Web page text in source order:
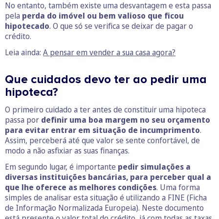
No entanto, também existe uma desvantagem e esta passa
pela perda do imóvel ou bem valioso que ficou
hipotecado. O que só se verifica se deixar de pagar o
crédito.
Leia ainda: A pensar em vender a sua casa agora?
Que cuidados devo ter ao pedir uma
hipoteca?
O primeiro cuidado a ter antes de constituir uma hipoteca
passa por definir uma boa margem no seu orçamento
para evitar entrar em situação de incumprimento.
Assim, perceberá até que valor se sente confortável, de
modo a não asfixiar as suas finanças.
Em segundo lugar, é importante pedir simulações a
diversas instituições bancárias, para perceber qual a
que lhe oferece as melhores condições. Uma forma
simples de analisar esta situação é utilizando a FINE (Ficha
de Informação Normalizada Europeia). Neste documento